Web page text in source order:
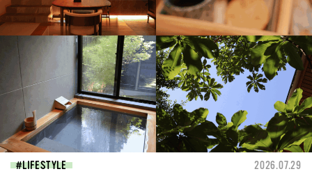
LIFESTYLE 2026.07.29